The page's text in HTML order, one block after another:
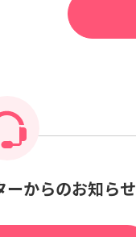
ーからのお知らせ